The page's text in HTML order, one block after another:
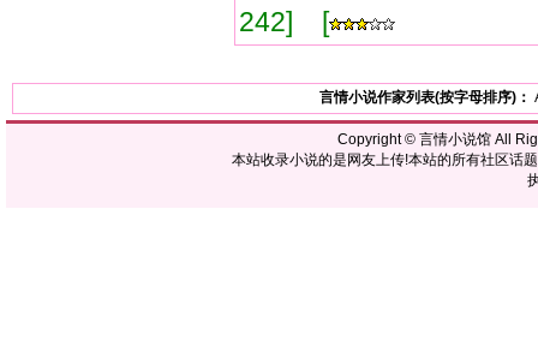
242] [
言情小说作家列表(按字母排序)：
Copyright © 言情小说馆All
本站收录小说的是网友上传!本站的所有社区话